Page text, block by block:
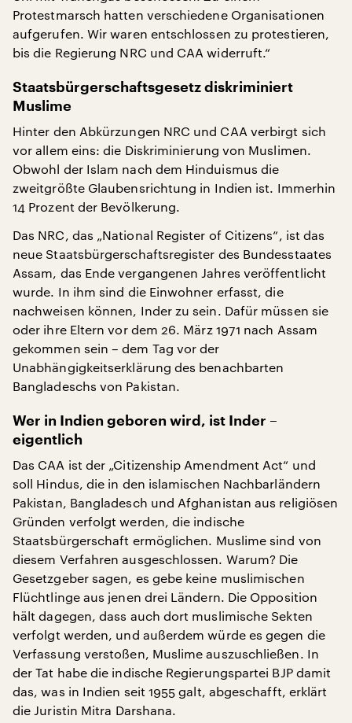
Protestmarsch hatten verschiedene Organisationen
aufgerufen. Wir waren entschlossen zu protestieren,
bis die Regierung NRC und CAA widerruft.“
Staatsbürgerschaftsgesetz diskriminiert
Muslime
Hinter den Abkürzungen NRC und CAA verbirgt sich
vor allem eins: die Diskriminierung von Muslimen.
Obwohl der Islam nach dem Hinduismus die
zweitgrößte Glaubensrichtung in Indien ist. Immerhin
14 Prozent der Bevölkerung.
Das NRC, das „National Register of Citizens“, ist das
neue Staatsbürgerschaftsregister des Bundesstaates
Assam, das Ende vergangenen Jahres veröffentlicht
wurde. In ihm sind die Einwohner erfasst, die
nachweisen können, Inder zu sein. Dafür müssen sie
oder ihre Eltern vor dem 26. März 1971 nach Assam
gekommen sein – dem Tag vor der
Unabhängigkeitserklärung des benachbarten
Bangladeschs von Pakistan.
Wer in Indien geboren wird, ist Inder –
eigentlich
Das CAA ist der „Citizenship Amendment Act“ und
soll Hindus, die in den islamischen Nachbarländern
Pakistan, Bangladesch und Afghanistan aus religiösen
Gründen verfolgt werden, die indische
Staatsbürgerschaft ermöglichen. Muslime sind von
diesem Verfahren ausgeschlossen. Warum? Die
Gesetzgeber sagen, es gebe keine muslimischen
Flüchtlinge aus jenen drei Ländern. Die Opposition
hält dagegen, dass auch dort muslimische Sekten
verfolgt werden, und außerdem würde es gegen die
Verfassung verstoßen, Muslime auszuschließen. In
der Tat habe die indische Regierungspartei BJP damit
das, was in Indien seit 1955 galt, abgeschafft, erklärt
die Juristin Mitra Darshana.